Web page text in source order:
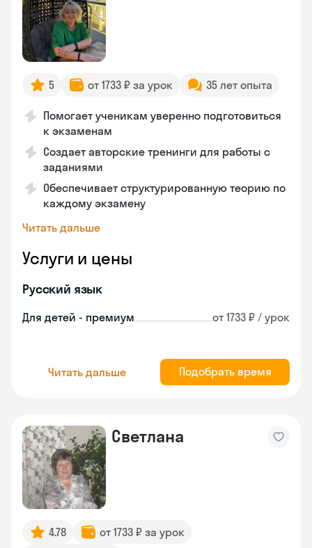
5 от 1733 ₽ за урок 35 лет опыта
Помогает ученикам уверенно подготовиться
к экзаменам
Создает авторские тренинги для работы с
заданиями
Обеспечивает структурированную теорию по
каждому экзамену
Читать дальше
Услуги и цены
Русский язык
Для детей - премиум от 1733 ₽ / урок
Читать дальше Подобрать время
Светлана
4.78
от 1733 ₽ за урок